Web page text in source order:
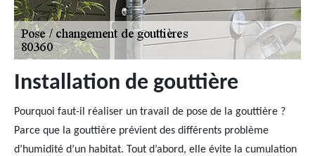
Installation de gouttière
Pourquoi faut-il réaliser un travail de pose de la gouttière ?
Parce que la gouttière prévient des différents problème
d’humidité d’un habitat. Tout d’abord, elle évite la cumulation